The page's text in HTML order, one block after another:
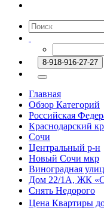
8-918-916-27-27
Главная
Обзор Категорий
Российская
Краснодарский
Сочи
Центральный р-н
Новый Сочи мкр
Виноградная
Дом 22/1А, ЖК
Снять Недорого
Цена Квартиры